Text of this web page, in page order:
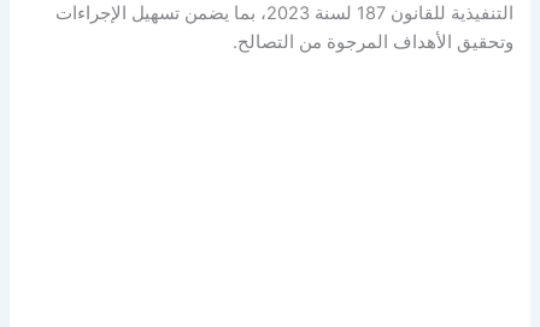
التنفيذية للقانون 187 لسنة 2023، بما يضمن تسهيل الإجراءات
وتحقيق الأهداف المرجوة من التصالح.